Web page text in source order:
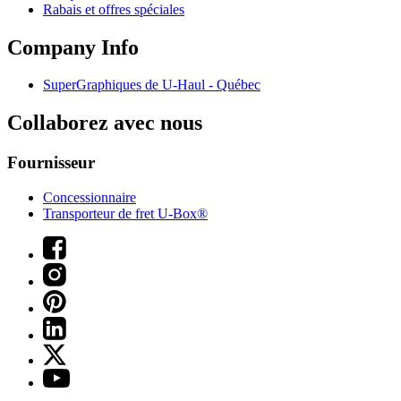
Rabais et offres spéciales
Company Info
SuperGraphiques de U-Haul - Québec
Collaborez avec nous
Fournisseur
Concessionnaire
Transporteur de fret U-Box®